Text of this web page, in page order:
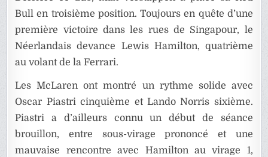
Bull en troisième position. Toujours en quête d’une
première victoire dans les rues de Singapour, le
Néerlandais devance Lewis Hamilton, quatrième
au volant de la Ferrari.
Les McLaren ont montré un rythme solide avec
Oscar Piastri cinquième et Lando Norris sixième.
Piastri a d’ailleurs connu un début de séance
brouillon, entre sous-virage prononcé et une
mauvaise rencontre avec Hamilton au virage 1,